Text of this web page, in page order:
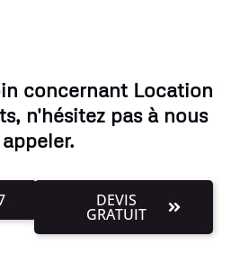
concernant Location
n'hésitez pas à nous
appeler.
DEVIS
GRATUIT